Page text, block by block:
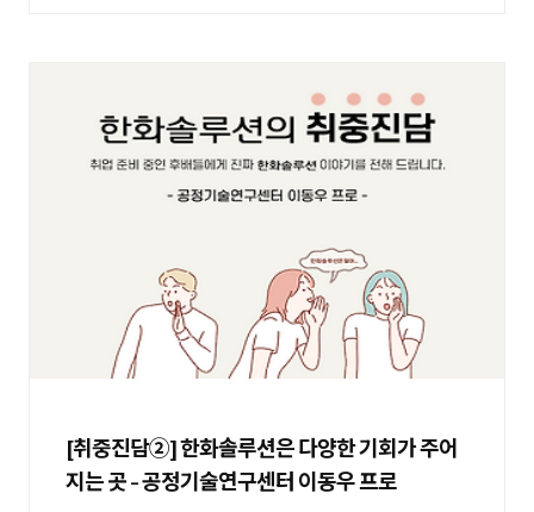
[취중진담②] 한화솔루션은 다양한 기회가 주어
지는 곳 - 공정기술연구센터 이동우 프로